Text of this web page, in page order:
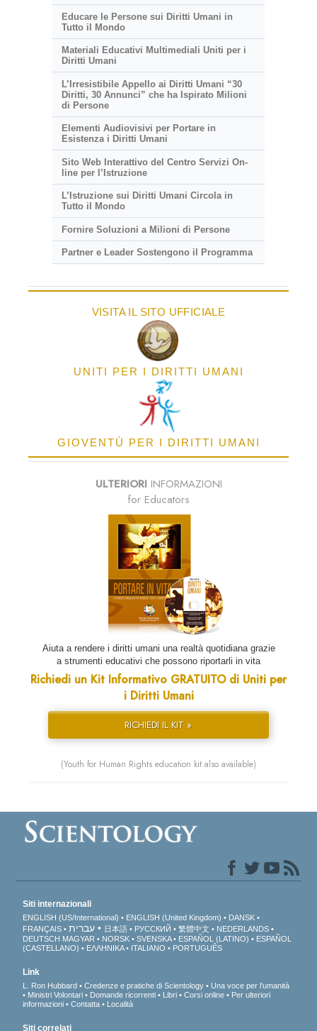
Educare le Persone sui Diritti Umani in
Tutto il Mondo
Materiali Educativi Multimediali Uniti per i
Diritti Umani
L’Irresistibile Appello ai Diritti Umani “30
Diritti, 30 Annunci” che ha Ispirato Milioni
di Persone
Elementi Audiovisivi per Portare in
Esistenza i Diritti Umani
Sito Web Interattivo del Centro Servizi On-
line per l’Istruzione
L’Istruzione sui Diritti Umani Circola in
Tutto il Mondo
Fornire Soluzioni a Milioni di Persone
Partner e Leader Sostengono il Programma
VISITA IL SITO UFFICIALE
UNITI PER I DIRITTI UMANI
GIOVENTÙ PER I DIRITTI UMANI
ULTERIORIINFORMAZIONI
for Educators
Aiuta a rendere i diritti umani una realtà quotidiana grazie
a strumenti educativi che possono riportarli in vita
Richiedi un Kit Informativo GRATUITO di Uniti per
i Diritti Umani
RICHIEDI IL KIT »
(Youth for Human Rights education kit also available)
Siti internazionali
ENGLISH (US/International) ENGLISH (United Kingdom)
DANSK
FRANÇAIS
עברית 日本語 РУССКИЙ 繁體中文
NEDERLANDS
DEUTSCH MAGYAR NORSK SVENSKA ESPAÑOL (LATINO)
ESPAÑOL
(CASTELLANO)
ΕΛΛΗΝΙΚA ITALIANO PORTUGUÊS
Link
L. Ron Hubbard Credenze e pratiche di Scientology
Una voce per l’umanità
Ministri Volontari
Domande ricorrenti Libri Corsi online
Per ulteriori
informazioni
Contatta Località
Siti correlati